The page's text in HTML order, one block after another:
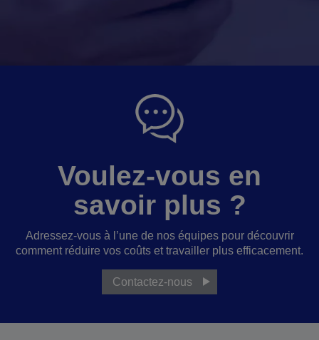
Voulez-vous en
savoir plus ?
Adressez-vous à l’une de nos équipes pour découvrir
comment réduire vos coûts et travailler plus efficacement.
Contactez-nous